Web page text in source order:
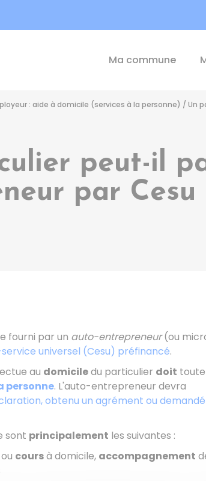
Ma commune
: aide à domicile (services à la personne) / Un
peut-il
par Cesu
fourni par un auto-entrepreneur(ou
universel (Cesu) préfinancé.
au domiciledu particulier doit
personne. L'auto-entrepreneur devra
obtenu un agrément ou
sont principalement les suivantes :
coursà domicile, accompagnement